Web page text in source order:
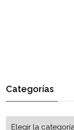
Categorías